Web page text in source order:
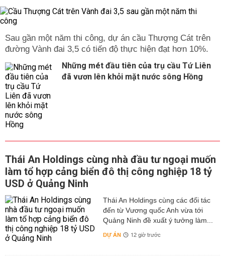
Sau gần một năm thi công, dự án cầu Thượng Cát trên
đường Vành đai 3,5 có tiến độ thực hiện đạt hơn 10%.
Những mét đầu tiên của trụ cầu Tứ Liên
đã vươn lên khỏi mặt nước sông Hồng
Thái An Holdings cùng nhà đầu tư ngoại muốn
làm tổ hợp cảng biển đô thị công nghiệp 18 tỷ
USD ở Quảng Ninh
Thái An Holdings cùng các đối tác
đến từ Vương quốc Anh vừa tới
Quảng Ninh đề xuất ý tưởng làm...
DỰ ÁN 12 giờ trước